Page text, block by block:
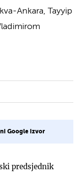
Ankara, Tayyip
Google izvor
predsjednik